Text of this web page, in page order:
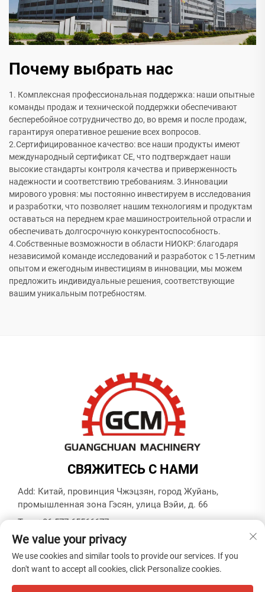
Почему выбрать нас
1. Комплексная профессиональная поддержка: наши опытные
команды продаж и технической поддержки обеспечивают
бесперебойное сотрудничество до, во время и после продаж,
гарантируя оперативное решение всех вопросов.
2.Сертифицированное качество: все наши продукты имеют
международный сертификат CE, что подтверждает наши
высокие стандарты контроля качества и приверженность
надежности и соответствию требованиям. 3.Инновации
мирового уровня: мы постоянно инвестируем в исследования
и разработки, что позволяет нашим технологиям и продуктам
оставаться на переднем крае машиностроительной отрасли и
обеспечивать долгосрочную конкурентоспособность.
4.Собственные возможности в области НИОКР: благодаря
независимой команде исследований и разработок с 15-летним
опытом и ежегодным инвестициям в инновации, мы можем
предложить индивидуальные решения, соответствующие
вашим уникальным потребностям.
СВЯЖИТЕСЬ С НАМИ
Add: Китай, провинция Чжэцзян, город Жуйань,
промышленная зона Гэсян, улица Вэйи, д. 66
Тел.:+86-577-65566677
E-mail: [email protected]
We value your privacy
We use cookies and similar tools to provide our services. If you
don't want to accept all cookies, click Personalize cookies.